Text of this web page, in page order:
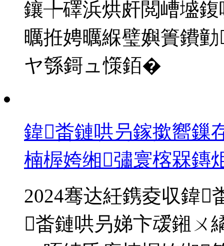
鑲╄礋浜烘皯閲嶆墭鍑
曞拰娉曞緥璧嬩簣鐨
ヤ綔鎶ュ憡銆�
鍏畨鏈哄叧鎵撳嚮鏁
楠楃姱缃彇寰楁槑
2024骞达紝鎸夌収鍏
畨鏈哄叧娣卞叆鎺ㄨ